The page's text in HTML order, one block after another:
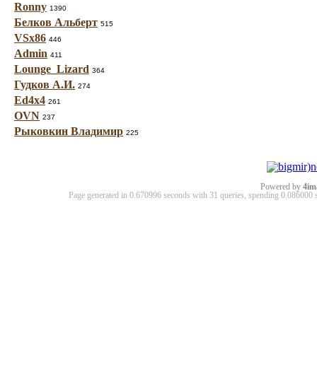
Ronny 1390
Белков Альберт 515
VSx86 446
Admin 411
Lounge_Lizard 364
Гудков А.И. 274
Ed4x4 261
OVN 237
Рыковкин Владимир 225
Powered by
Page generated in 0.670996 seconds with 31 queries, spending